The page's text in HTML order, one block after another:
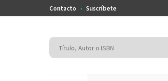
Contacto Suscríbete